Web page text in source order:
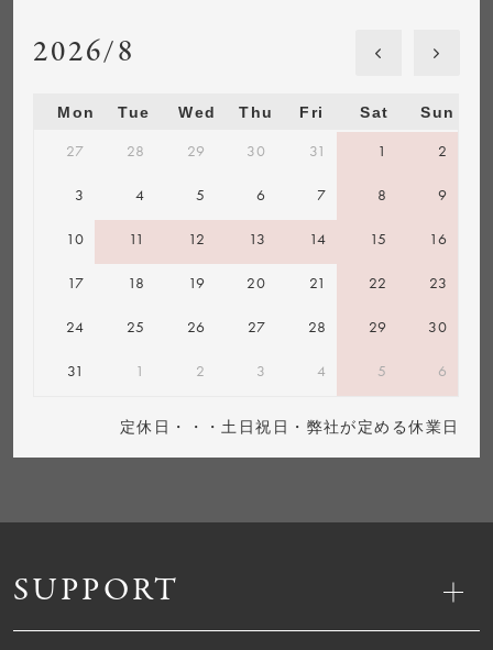
SUPPORT
2026/8
Mon Tue Wed Thu Fri Sat Sun
27 28 29 30 31 1 2
3 4 5 6 7 8 9
10 11 12 13 14 15 16
17 18 19 20 21 22 23
24 25 26 27 28 29 30
31 1 2 3 4 5 6
定休日・・・土日祝日・弊社が定める休業日